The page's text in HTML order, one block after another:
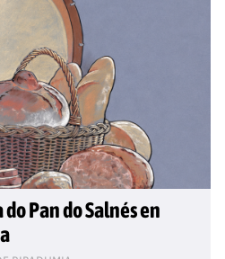
do Pan do Salnés en